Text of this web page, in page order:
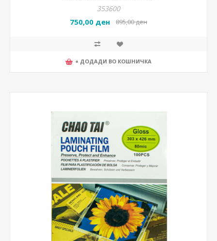
353600
750,00 ден 895,00 ден
+ ДОДАДИ ВО КОШНИЧКА